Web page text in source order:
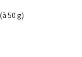
50 g)